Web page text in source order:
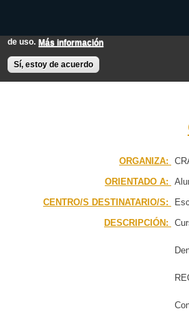
Esta web utiliza cookies para mejorar
de uso. Más información
Sí, estoy de acuerdo
principal
EXPON@us.es
PÁGINA PRINCIPAL
BÚSQUEDA AVANZADA
ORGANIZA:
ORIENTADO A:
CENTRO/S DESTINATARIO/S:
DESCRIPCIÓN: